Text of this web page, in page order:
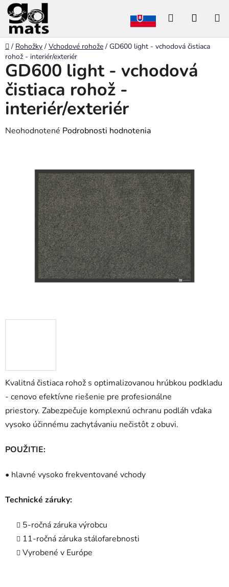
Prejsť
na
obsah
Hľadať
Domov
/ Rohožky / Vchodové rohože / GD600 light - vchodová čistiaca
rohož - interiér/exteriér
Kvalitná čistiaca rohož s optimalizovanou hrúbkou podkladu
- cenovo efektívne riešenie pre profesionálne
priestory. Zabezpečuje komplexnú ochranu podláh vďaka
vysoko účinnému zachytávaniu nečistôt z obuvi.
POUŽITIE:
• hlavné vysoko frekventované vchody
Technické záruky:
5-ročná záruka výrobcu
11-ročná záruka stálofarebnosti
Vyrobené v Európe
GD600 light - vchodová
čistiaca rohož -
interiér/exteriér
Priemerné
hviezdičiek.
Neohodnotené Podrobnosti hodnotenia